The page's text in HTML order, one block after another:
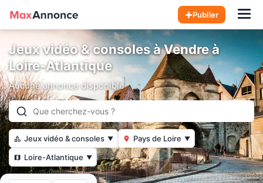
Publier
Jeux vidéo & consoles à Vendre à
Loire-Atlantique
Aucune annonce disponible
Jeux vidéo & consoles ▼ Pays de Loire ▼
Loire-Atlantique ▼